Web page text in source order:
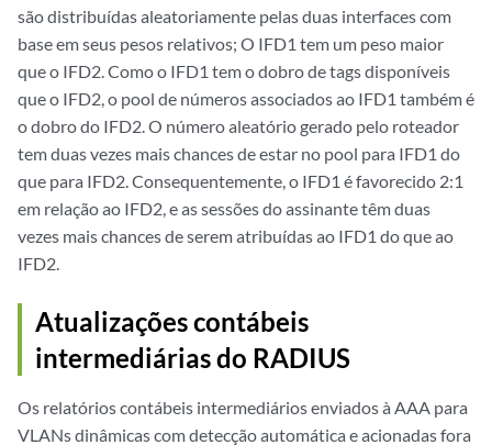
são distribuídas aleatoriamente pelas duas interfaces com
base em seus pesos relativos; O IFD1 tem um peso maior
que o IFD2. Como o IFD1 tem o dobro de tags disponíveis
que o IFD2, o pool de números associados ao IFD1 também é
o dobro do IFD2. O número aleatório gerado pelo roteador
tem duas vezes mais chances de estar no pool para IFD1 do
que para IFD2. Consequentemente, o IFD1 é favorecido 2:1
em relação ao IFD2, e as sessões do assinante têm duas
vezes mais chances de serem atribuídas ao IFD1 do que ao
IFD2.
Atualizações contábeis
intermediárias do RADIUS
Os relatórios contábeis intermediários enviados à AAA para
VLANs dinâmicas com detecção automática e acionadas fora